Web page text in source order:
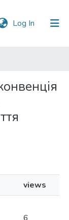
Log In (current)
views